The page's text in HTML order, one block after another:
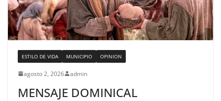
ESTILO DE VIDA MUNICIPIO OPINION
agosto 2, 2026 admin
MENSAJE DOMINICAL